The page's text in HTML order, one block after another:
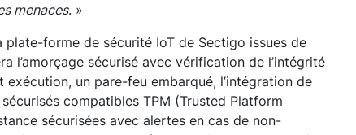
menaces. »
forme de sécurité IoT de Sectigo issues de
l’amorçage sécurisé avec vérification de l’intégrité
un pare-feu embarqué, l’intégration de
compatibles TPM (Trusted Platform
sécurisées avec alertes en cas de non-